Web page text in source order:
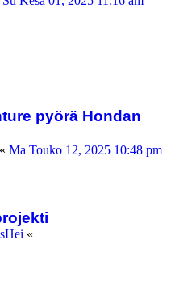
pyörä Hondan
« Ma Touko 12, 2025 10:48 pm
«